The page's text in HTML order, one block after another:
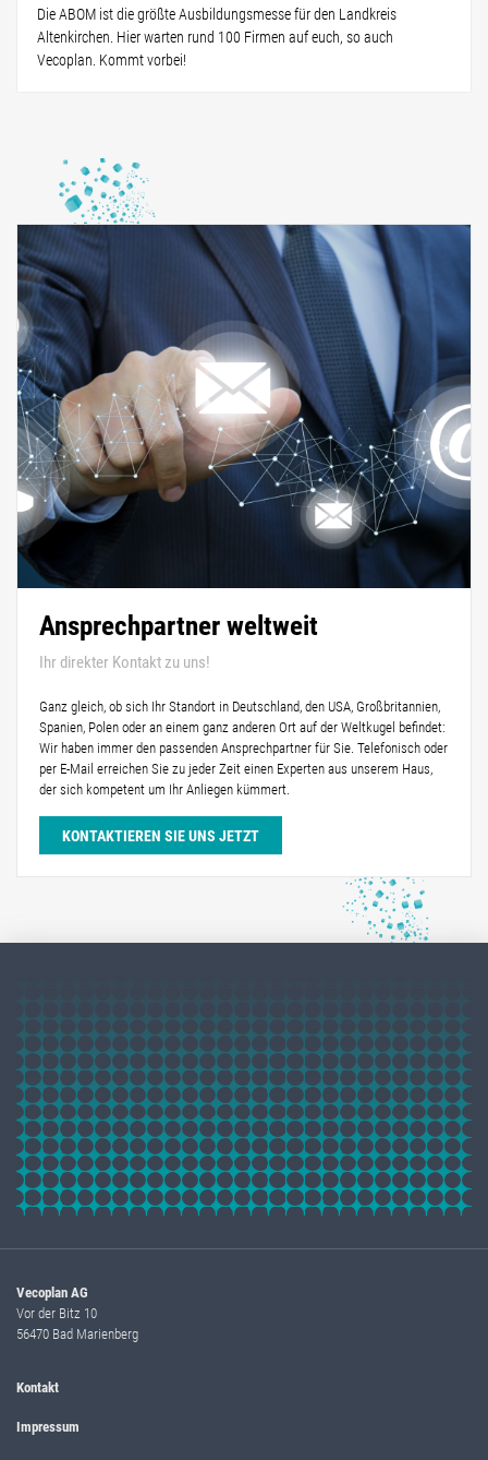
Die ABOM ist die größte Ausbildungsmesse für den Landkreis
Altenkirchen. Hier warten rund 100 Firmen auf euch, so auch
Vecoplan. Kommt vorbei!
Ansprechpartner weltweit
Ihr direkter Kontakt zu uns!
Ganz gleich, ob sich Ihr Standort in Deutschland, den USA, Großbritannien,
Spanien, Polen oder an einem ganz anderen Ort auf der Weltkugel befindet:
Wir haben immer den passenden Ansprechpartner für Sie. Telefonisch oder
per E-Mail erreichen Sie zu jeder Zeit einen Experten aus unserem Haus,
der sich kompetent um Ihr Anliegen kümmert.
KONTAKTIEREN SIE UNS JETZT
Vecoplan AG
Vor der Bitz 10
56470 Bad Marienberg
Kontakt
Impressum